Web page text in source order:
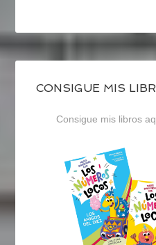
CONSIGUE MIS
Consigue mis libros